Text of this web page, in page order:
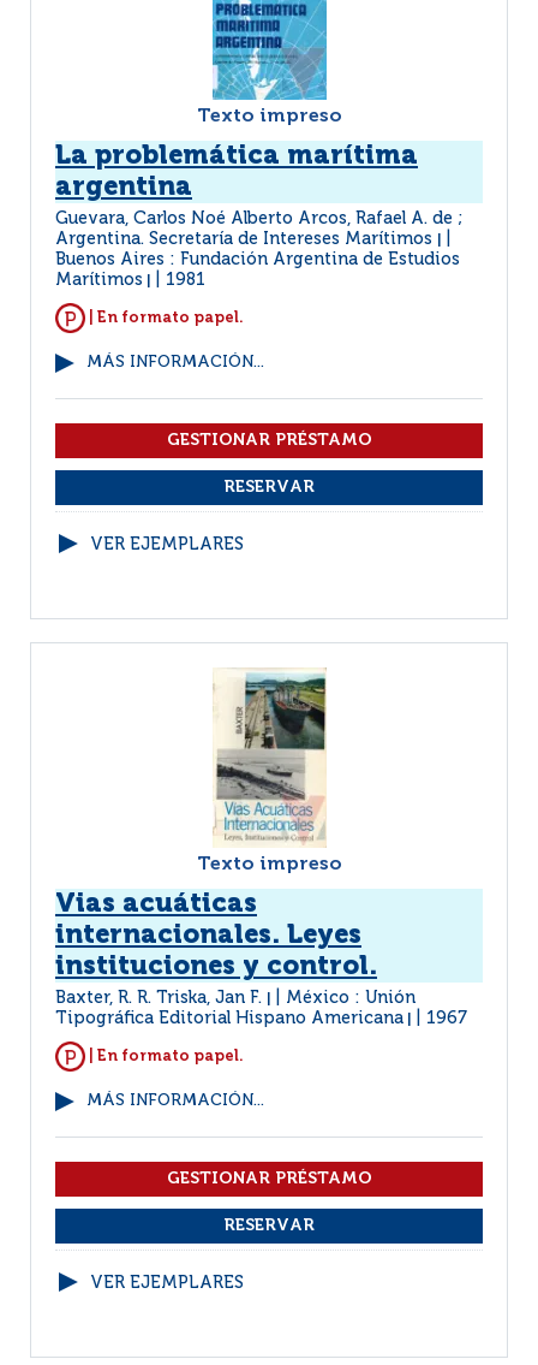
Texto impreso
La problemática marítima
argentina
Guevara, Carlos Noé Alberto Arcos, Rafael A. de ;
Argentina. Secretaría de Intereses Marítimos
Buenos Aires : Fundación Argentina de Estudios
Marítimos
1981
| En formato papel.
MÁS INFORMACIÓN...
VER EJEMPLARES
Texto impreso
Vias acuáticas
internacionales. Leyes
instituciones y control.
Baxter, R. R. Triska, Jan F.
México : Unión
Tipográfica Editorial Hispano Americana
1967
| En formato papel.
MÁS INFORMACIÓN...
VER EJEMPLARES